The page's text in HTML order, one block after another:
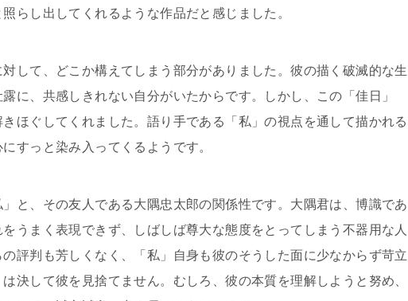
らし出してくれるような作品だと感じました。
して、どこか構えてしまう部分がありました。彼の描く破滅的な生
に、共感しきれない自分がいたからです。しかし、この「佳日」
ほぐしてくれました。語り手である「私」の視点を通して描かれる
すっと染み入ってくるようです。
と、その友人である大隅忠太郎の関係性です。大隅君は、博識であ
うまく表現できず、しばしば尊大な態度をとってしまう不器用な人
評判も芳しくなく、「私」自身も彼のそうした面に少なからず苛立
決して彼を見捨てません。むしろ、彼の本質を理解しようと努め、